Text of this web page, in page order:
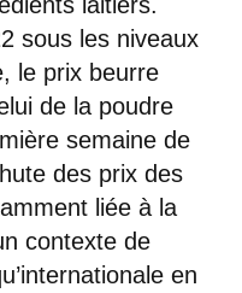
sous les niveaux
le prix beurre
de la poudre
semaine de
des prix des
liée à la
contexte de
en